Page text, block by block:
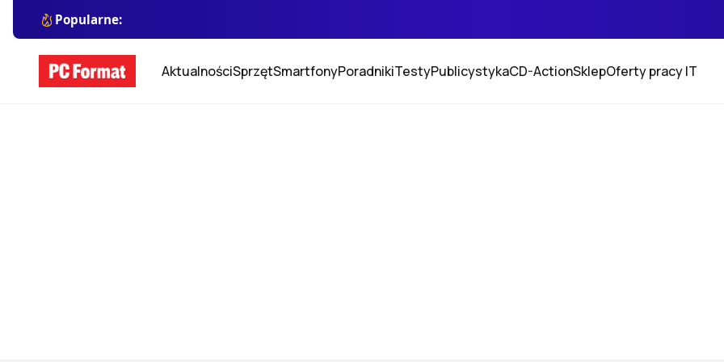
Popularne:
AktualnościSprzętSmartfonyPoradnikiTestyPublicystykaCD-ActionSklepOferty pracy IT